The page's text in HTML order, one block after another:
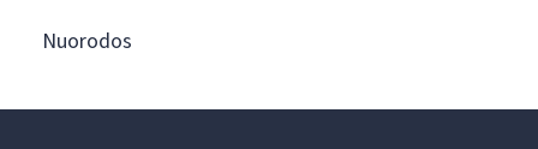
Nuorodos